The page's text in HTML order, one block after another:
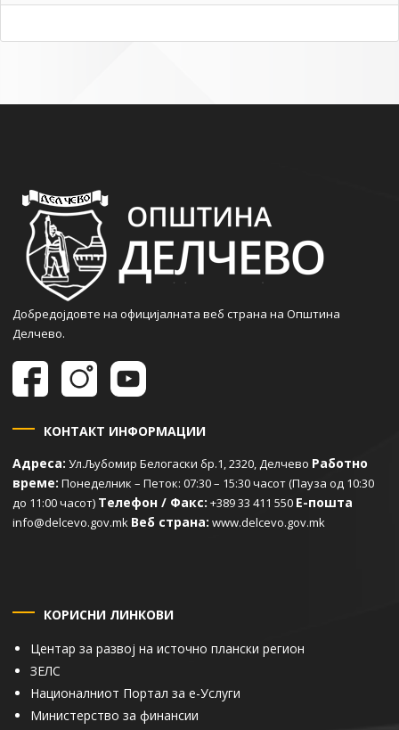
Добредојдовте на официјалната веб страна на Општина
Делчево.
КОНТАКТ ИНФОРМАЦИИ
Адреса: Ул.Љубомир Белогаски бр.1, 2320, Делчево Работно
време: Понеделник – Петок: 07:30 – 15:30 часот (Пауза од 10:30
до 11:00 часот) Телефон / Факс: +389 33 411 550 Е-пошта
info@delcevo.gov.mk Веб страна: www.delcevo.gov.mk
КОРИСНИ ЛИНКОВИ
Центар за развој на источно плански регион
ЗЕЛС
Националниот Портал за е-Услуги
Министерство за финансии